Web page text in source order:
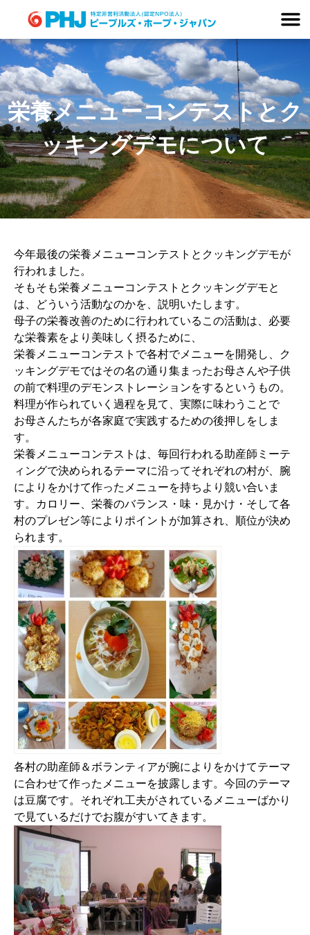
content
栄養メニューコンテストとク
ッキングデモについて
今年最後の栄養メニューコンテストとクッキングデモが
行われました。
そもそも栄養メニューコンテストとクッキングデモと
は、どういう活動なのかを、説明いたします。
母子の栄養改善のために行われているこの活動は、必要
な栄養素をより美味しく摂るために、
栄養メニューコンテストで各村でメニューを開発し、ク
ッキングデモではその名の通り集まったお母さんや子供
の前で料理のデモンストレーションをするというもの。
料理が作られていく過程を見て、実際に味わうことで
お母さんたちが各家庭で実践するための後押しをしま
す。
栄養メニューコンテストは、毎回行われる助産師ミーテ
ィングで決められるテーマに沿ってそれぞれの村が、腕
によりをかけて作ったメニューを持ちより競い合いま
す。カロリー、栄養のバランス・味・見かけ・そして各
村のプレゼン等によりポイントが加算され、順位が決め
られます。
各村の助産師＆ボランティアが腕によりをかけてテーマ
に合わせて作ったメニューを披露します。今回のテーマ
は豆腐です。それぞれ工夫がされているメニューばかり
で見ているだけでお腹がすいてきます。